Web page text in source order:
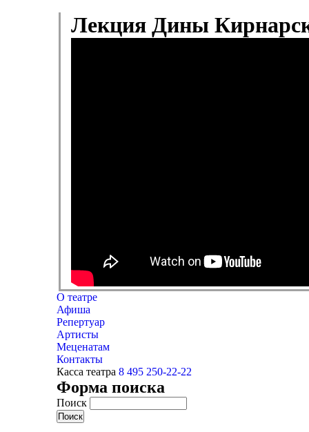
Лекция Дины
О театре
Афиша
Репертуар
Артисты
Меценатам
Контакты
Касса театра 8 495 250-22-22
Форма поиска
Поиск